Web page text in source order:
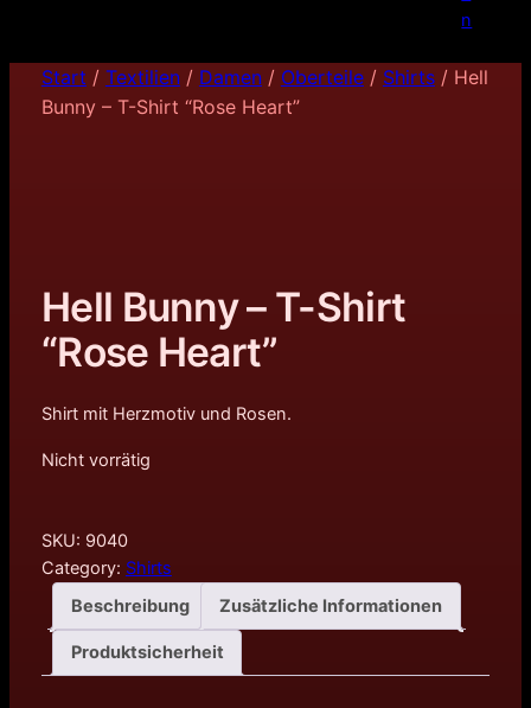
n
Start / Textilien/ Damen/ Oberteile/ Shirts/ Hell
Bunny – T-Shirt “Rose Heart”
Hell Bunny – T-Shirt
“Rose Heart”
Shirt mit Herzmotiv und Rosen.
Nicht vorrätig
SKU: 9040
Category: Shirts
Beschreibung
Zusätzliche Informationen
Produktsicherheit